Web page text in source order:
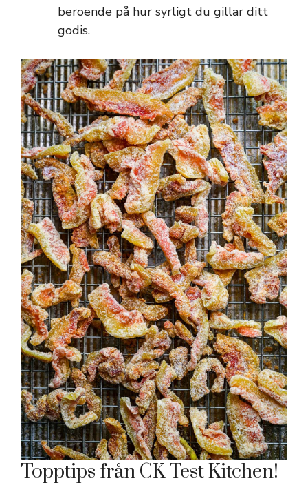
beroende på hur syrligt du gillar ditt
godis.
Topptips från CK Test Kitchen!